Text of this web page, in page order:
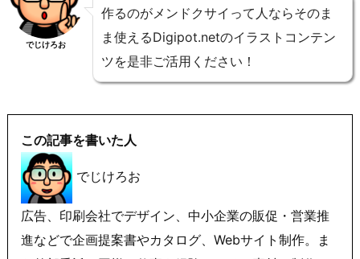
でじけろお
作るのがメンドクサイって人ならそのま
ま使えるDigipot.netのイラストコンテン
ツを是非ご活用ください！
この記事を書いた人
でじけろお
広告、印刷会社でデザイン、中小企業の販促・営業推
進などで企画提案書やカタログ、Webサイト制作。ま